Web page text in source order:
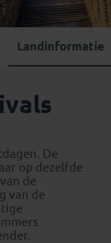
Landinformatie
De
op dezelfde
de
van de